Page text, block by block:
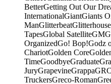
BetterGetting Out Our
InternationalGiantGiants
ManGlitterbeatGlitterhouse
TapesGlobal SatelliteGM
OrganizedGo! Bop!Godz
ChariotGolden Core
TimeGoodbyeGraduate
JuryGrapevineGrappaGRC
TruckersGreco-Roman